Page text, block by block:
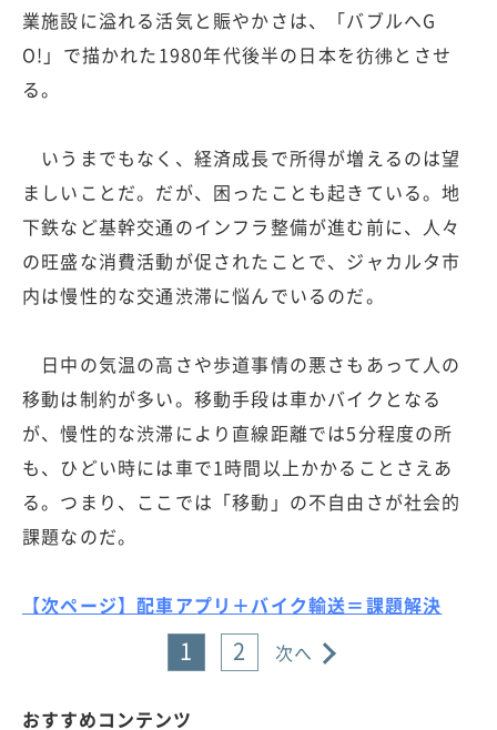
業施設に溢れる活気と賑やかさは、「バブルへG
O!」で描かれた1980年代後半の日本を彷彿とさせ
る。
いうまでもなく、経済成長で所得が増えるのは望
ましいことだ。だが、困ったことも起きている。地
下鉄など基幹交通のインフラ整備が進む前に、人々
の旺盛な消費活動が促されたことで、ジャカルタ市
内は慢性的な交通渋滞に悩んでいるのだ。
日中の気温の高さや歩道事情の悪さもあって人の
移動は制約が多い。移動手段は車かバイクとなる
が、慢性的な渋滞により直線距離では5分程度の所
も、ひどい時には車で1時間以上かかることさえあ
る。つまり、ここでは「移動」の不自由さが社会的
課題なのだ。
【次ページ】配車アプリ＋バイク輸送＝課題解決
1 2 次へ
おすすめコンテンツ